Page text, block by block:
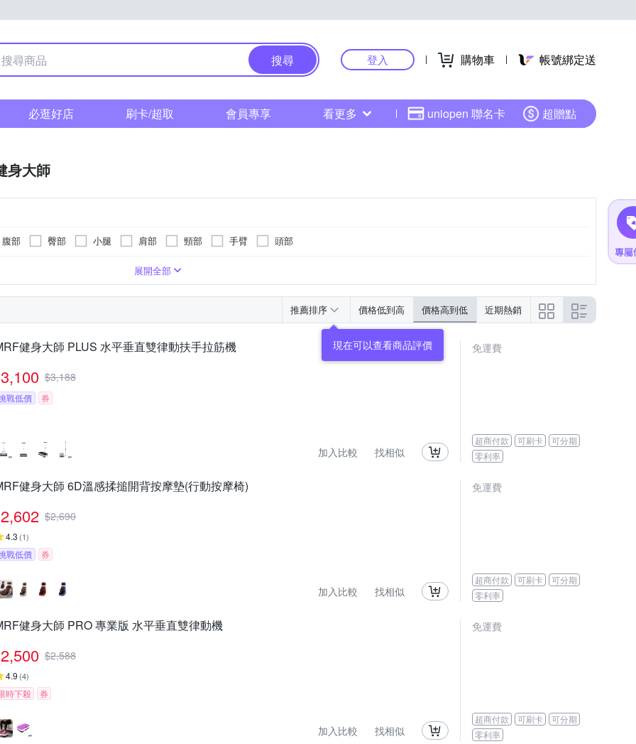
搜尋 登入 購物車 帳號綁定送
必逛好店 刷卡/超取 會員專享 看更多 uniopen 聯名卡 超贈點
身大師
腹部 臀部 小腿 肩部 頸部 手臂
頭部
指壓式
展開全部
推薦排序 價格低到高 價格高到低 近期熱銷
健身大師 PLUS ⽔平垂直雙律動扶⼿拉筋機
3,100 $3,188
戰低價 券
加入比較 找相似
免運費
超商付款 可刷卡
可分期
零利率
健身大師 6D溫感揉搥開背按摩墊(行動按摩椅)
2,602 $2,690
4.3 (1)
戰低價 券
加入比較 找相似
免運費
超商付款 可刷卡
可分期
零利率
健身大師 PRO 專業版 ⽔平垂直雙律動機
2,500 $2,588
4.9 (4)
時下殺 券
加入比較 找相似
免運費
超商付款 可刷卡
可分期
零利率